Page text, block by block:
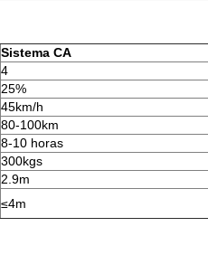
Sistema CA
4
25%
45km/h
80-100km
8-10 horas
300kgs
2.9m
≤4m